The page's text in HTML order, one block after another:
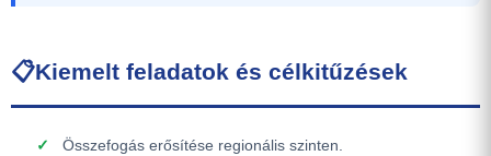
📋Kiemelt feladatok és célkitűzések
Összefogás erősítése regionális szinten.